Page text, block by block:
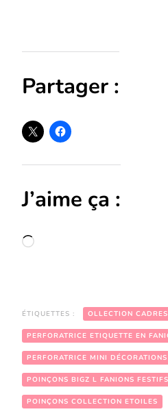
Partager :
J’aime ça :
Chargement…
ÉTIQUETTES : OLLECTION
PERFORATRICE ETIQUETTE EN
PERFORATRICE MINI
POINÇONS BIGZ L FANIONS FESTIFS
POINÇONS COLLECTION ETOILES